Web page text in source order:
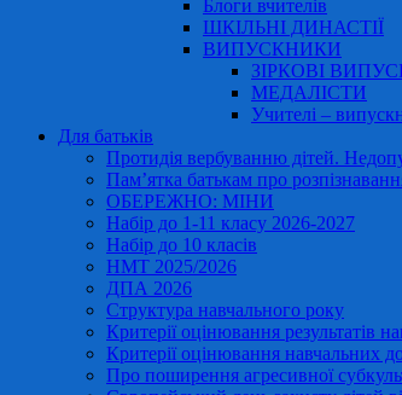
Блоги вчителів
ШКІЛЬНІ ДИНАСТІЇ
ВИПУСКНИКИ
ЗІРКОВІ
МЕДАЛІСТИ
Учителі –
Для батьків
Протидія вербуванню дітей.
Пам’ятка батькам про
ОБЕРЕЖНО: МІНИ
Набір до 1-11 класу 2026-2027
Набір до 10 класів
НМТ 2025/2026
ДПА 2026
Структура навчального року
Критерії оцінювання результатів
Критерії оцінювання навчальних
Про поширення агресивної